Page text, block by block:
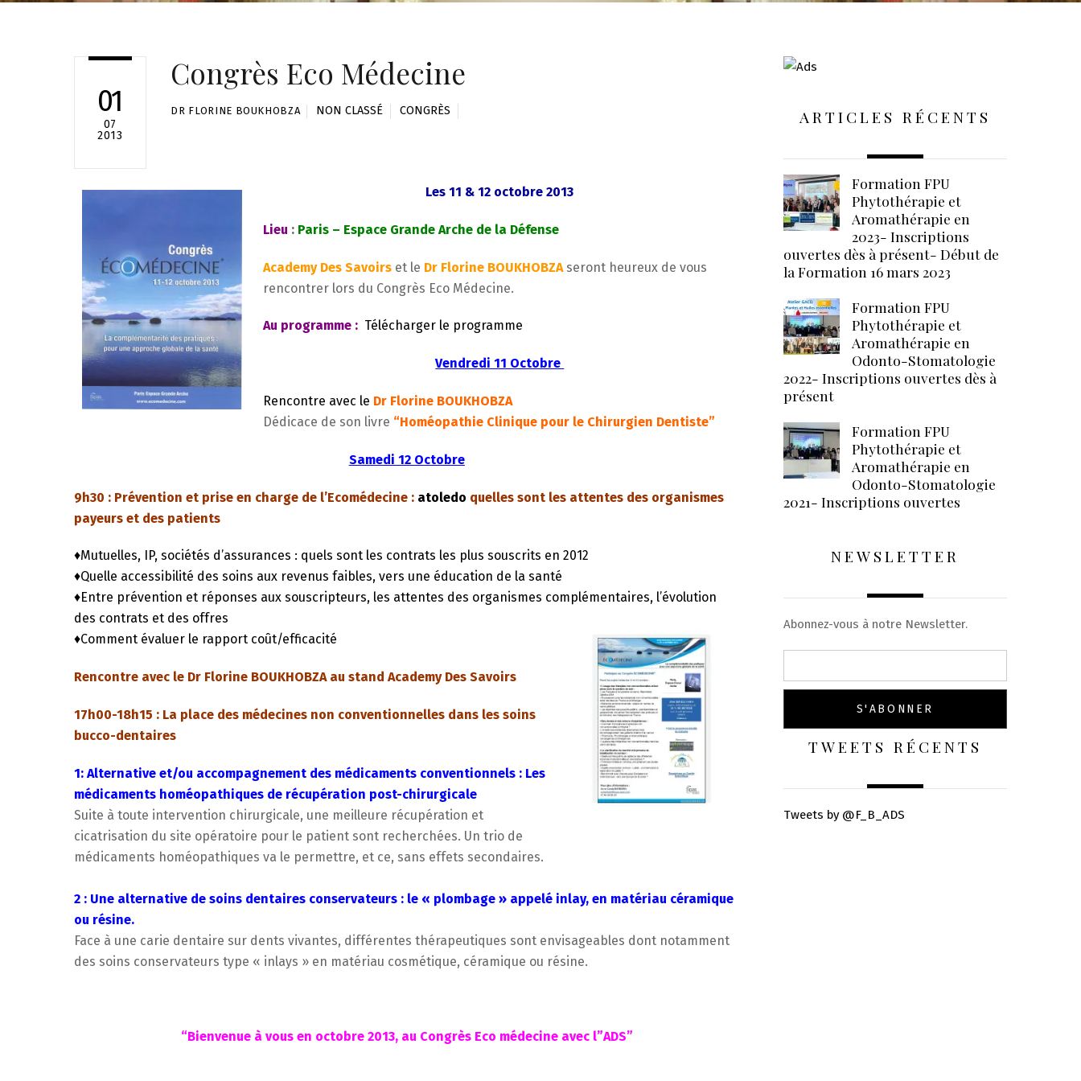
01
07
2013
Congrès Eco Médecine
DR FLORINE BOUKHOBZA NON CLASSÉ CONGRÈS
Les 11 & 12 octobre 2013
Lieu : Paris – Espace Grande Arche de la Défense
Academy Des Savoirs et le Dr Florine BOUKHOBZA seront heureux de vous
rencontrer lors du Congrès Eco Médecine.
Au programme : Télécharger le programme
Vendredi 11 Octobre
Rencontre avec le Dr Florine BOUKHOBZA
Dédicace de son livre “Homéopathie Clinique pour le Chirurgien Dentiste”
Samedi 12 Octobre
9h30 : Prévention et prise en charge de l’Ecomédecine : atoledo quelles sont les attentes des organismes
payeurs et des patients
♦Mutuelles, IP, sociétés d’assurances : quels sont les contrats les plus souscrits en 2012
♦Quelle accessibilité des soins aux revenus faibles, vers une éducation de la santé
♦Entre prévention et réponses aux souscripteurs, les attentes des organismes complémentaires, l’évolution
des contrats et des offres
♦Comment évaluer le rapport coût/efficacité
Rencontre avec le Dr Florine BOUKHOBZA au stand Academy Des Savoirs
17h00-18h15 : La place des médecines non conventionnelles dans les soins
bucco-dentaires
1: Alternative et/ou accompagnement des médicaments conventionnels : Les
médicaments homéopathiques de récupération post-chirurgicale
Suite à toute intervention chirurgicale, une meilleure récupération et
cicatrisation du site opératoire pour le patient sont recherchées. Un trio de
médicaments homéopathiques va le permettre, et ce, sans effets secondaires.
2 : Une alternative de soins dentaires conservateurs : le « plombage » appelé inlay, en matériau céramique
ou résine.
Face à une carie dentaire sur dents vivantes, différentes thérapeutiques sont envisageables dont notamment
des soins conservateurs type « inlays » en matériau cosmétique, céramique ou résine.
“Bienvenue à vous en octobre 2013, au Congrès Eco médecine avec l”ADS”
ARTICLES RÉCENTS
Formation FPU
Phytothérapie et
Aromathérapie en
2023- Inscriptions
ouvertes dès à présent- Début de
la Formation 16 mars 2023
Formation FPU
Phytothérapie et
Aromathérapie en
Odonto-Stomatologie
2022- Inscriptions ouvertes dès à
présent
Formation FPU
Phytothérapie et
Aromathérapie en
Odonto-Stomatologie
2021- Inscriptions ouvertes
NEWSLETTER
Abonnez-vous à notre Newsletter.
TWEETS RÉCENTS
Tweets by @F_B_ADS